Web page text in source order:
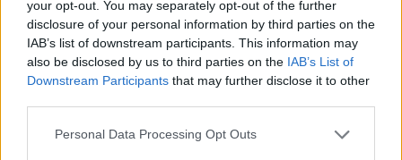
your opt-out. You may separately opt-out of the further
disclosure of your personal information by third parties on the
IAB’s list of downstream participants. This information may
also be disclosed by us to third parties on the IAB’s List of
Downstream Participants that may further disclose it to other
Personal Data Processing Opt Outs
rektor og båtfant